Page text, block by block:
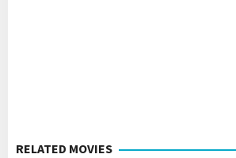
RELATED MOVIES